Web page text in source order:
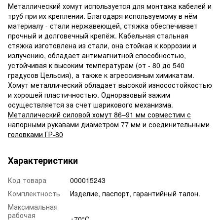
Металлический хомут используется для монтажа кабелей и
труб при их креплении. Благодаря используемому в нём
материалу - стали нержавеющей, стяжка обеспечивает
прочный и долговечный крепёж. Кабельная стальная
стяжка изготовлена из стали, она стойкая к коррозии и
излучению, обладает антимагнитной способностью,
устойчивая к высоким температурам (от - 80 до 540
градусов Цельсия), а также к агрессивным химикатам.
Хомут металлический обладает высокой износостойкостью
и хорошей пластичностью. Одноразовый зажим
осуществляется за счет шарикового механизма.
Металлический силовой хомут 86–91 мм совместим с
напорными рукавами диаметром 77 мм и соединительными
головками ГР-80
Характеристики
Код товара
000015243
Комплектность
Изделие, паспорт, гарантийный талон.
Максимальная
рабочая